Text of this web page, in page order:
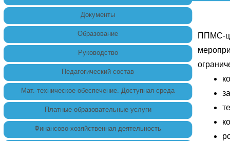
Документы
Образование
Руководство
Педагогический состав
Мат.-техническое обеспечение. Доступная среда
Платные образовательные услуги
Финансово-хозяйственная деятельность
ППМС-